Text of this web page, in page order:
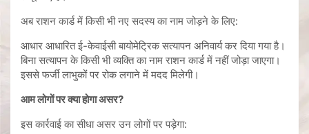
अब राशन कार्ड में किसी भी नए सदस्य का नाम जोड़ने के लिए:
आधार आधारित ई-केवाईसी बायोमेट्रिक सत्यापन अनिवार्य कर दिया गया है।
बिना सत्यापन के किसी भी व्यक्ति का नाम राशन कार्ड में नहीं जोड़ा जाएगा।
इससे फर्जी लाभुकों पर रोक लगाने में मदद मिलेगी।
आम लोगों पर क्या होगा असर?
इस कार्रवाई का सीधा असर उन लोगों पर पड़ेगा: